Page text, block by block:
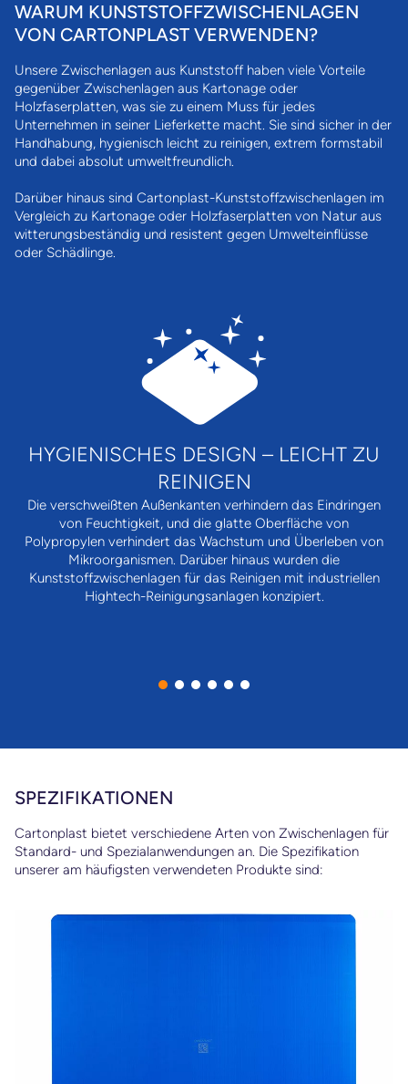
WARUM KUNSTSTOFFZWISCHENLAGEN
VON CARTONPLAST VERWENDEN?
Unsere Zwischenlagen aus Kunststoff haben viele Vorteile
gegenüber Zwischenlagen aus Kartonage oder
Holzfaserplatten, was sie zu einem Muss für jedes
Unternehmen in seiner Lieferkette macht. Sie sind sicher in der
Handhabung, hygienisch leicht zu reinigen, extrem formstabil
und dabei absolut umweltfreundlich.
Darüber hinaus sind Cartonplast-Kunststoffzwischenlagen im
Vergleich zu Kartonage oder Holzfaserplatten von Natur aus
witterungsbeständig und resistent gegen Umwelteinflüsse
oder Schädlinge.
HYGIENISCHES DESIGN – LEICHT ZU
REINIGEN
Die verschweißten Außenkanten verhindern das Eindringen
von Feuchtigkeit, und die glatte Oberfläche von
Polypropylen verhindert das Wachstum und Überleben von
Mikroorganismen. Darüber hinaus wurden die
Kunststoffzwischenlagen für das Reinigen mit industriellen
Hightech-Reinigungsanlagen konzipiert.
SPEZIFIKATIONEN
Cartonplast bietet verschiedene Arten von Zwischenlagen für
Standard- und Spezialanwendungen an. Die Spezifikation
unserer am häufigsten verwendeten Produkte sind: